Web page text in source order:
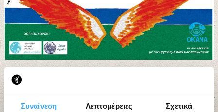
Συναίνεση Λεπτομέρειες Σχετικά
Εργαστήρια Τέχνης “ΙΘΑΚΕΣ”